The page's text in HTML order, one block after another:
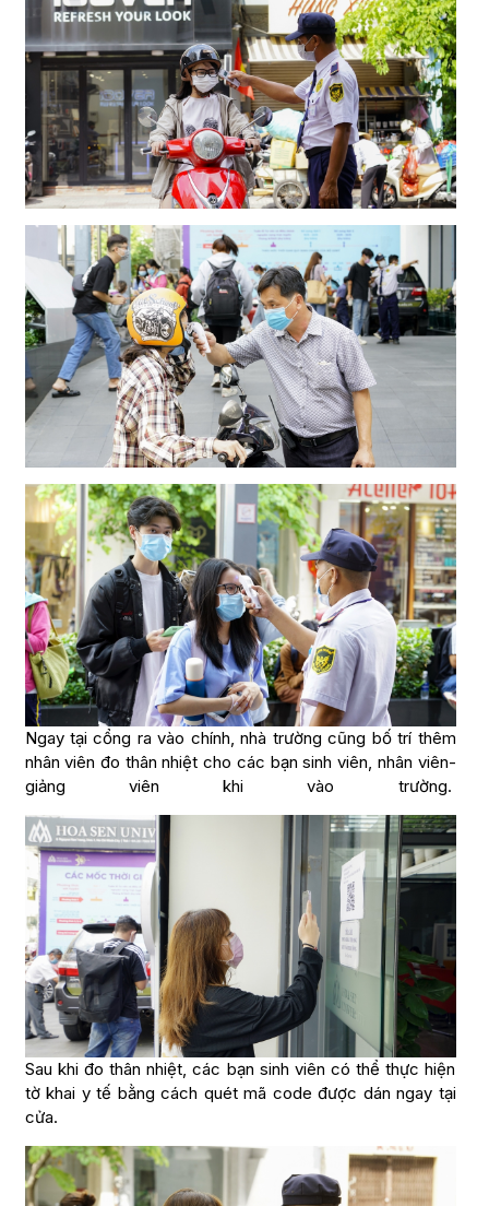
Ngay tại cổng ra vào chính, nhà trường cũng bố trí thêm
nhân viên đo thân nhiệt cho các bạn sinh viên, nhân viên-
giảng viên khi vào trường.
Sau khi đo thân nhiệt, các bạn sinh viên có thể thực hiện
tờ khai y tế bằng cách quét mã code được dán ngay tại
cửa.